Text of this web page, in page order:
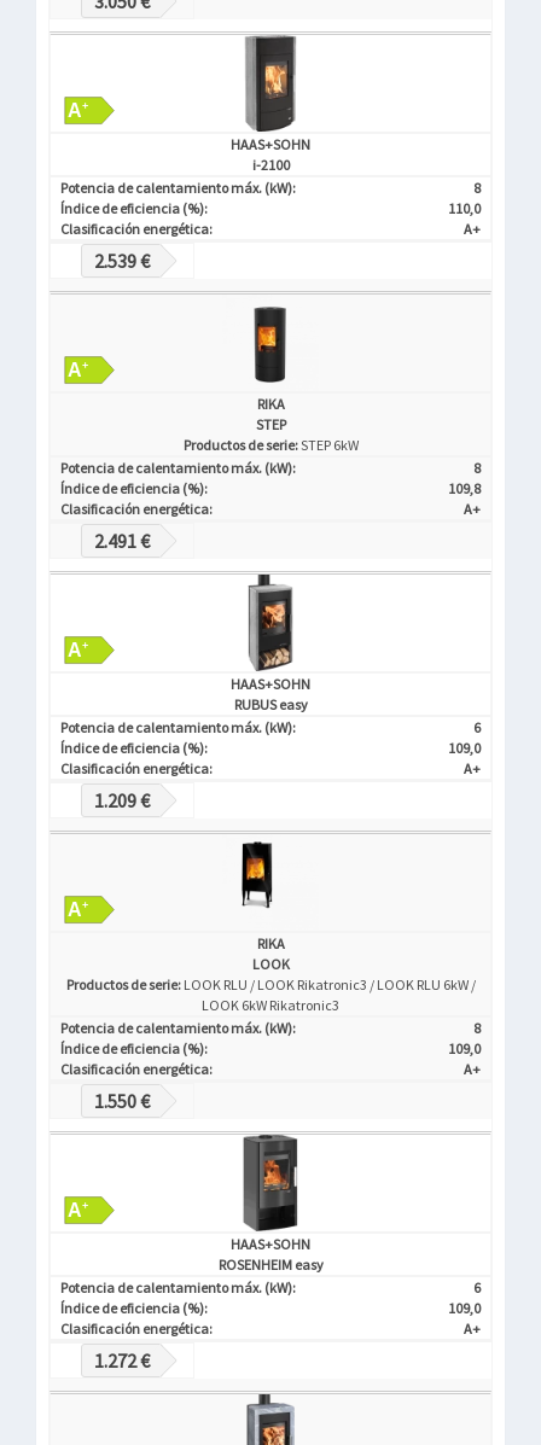
HAAS+SOHN
i-2100
Potencia de calentamiento máx. (kW):
8
Índice de eficiencia (%):
110,0
Clasificación energética:
A+
2.539 €
RIKA
STEP
Productos de serie:STEP 6kW
Potencia de calentamiento máx. (kW):
8
Índice de eficiencia (%):
109,8
Clasificación energética:
A+
2.491 €
HAAS+SOHN
RUBUS easy
Potencia de calentamiento máx. (kW):
6
Índice de eficiencia (%):
109,0
Clasificación energética:
A+
1.209 €
RIKA
LOOK
Productos de serie: LOOK RLU / LOOK Rikatronic3 / LOOK RLU 6kW /
LOOK 6kW Rikatronic3
Potencia de calentamiento máx. (kW):
8
Índice de eficiencia (%):
109,0
Clasificación energética:
A+
1.550 €
HAAS+SOHN
ROSENHEIM easy
Potencia de calentamiento máx. (kW):
6
Índice de eficiencia (%):
109,0
Clasificación energética:
A+
1.272 €